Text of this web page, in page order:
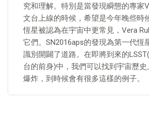
究和理解。特別是當發現瞬態的專家
文台上線的時候，希望是今年晚些時
恆星被認為在宇宙中更常見，Vera
它們。SN2016aps的發現為第一代恆
識別開闢了道路。在即將到來的
台的前身)中，我們可以找到宇宙歷
爆炸，到時候會有很多這樣的例子。